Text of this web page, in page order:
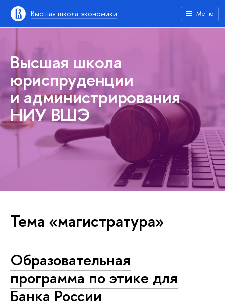
Высшая школа экономики Меню
Высшая школа
юриспруденции
и администрирования
НИУ ВШЭ
Тема «магистратура»
Образовательная
программа по этике для
Банка России